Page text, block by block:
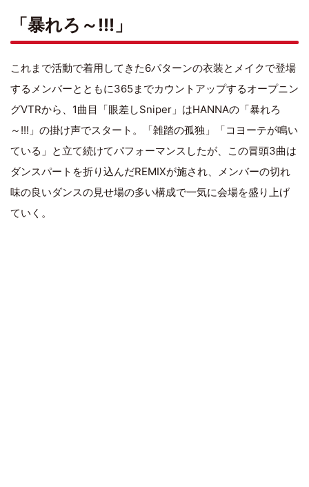
「暴れろ～!!!」
これまで活動で着用してきた6パターンの衣装とメイクで登場
するメンバーとともに365までカウントアップするオープニン
グVTRから、1曲目「眼差しSniper」はHANNAの「暴れろ
～!!!」の掛け声でスタート。「雑踏の孤独」「コヨーテが鳴い
ている」と立て続けてパフォーマンスしたが、この冒頭3曲は
ダンスパートを折り込んだREMIXが施され、メンバーの切れ
味の良いダンスの見せ場の多い構成で一気に会場を盛り上げ
ていく。